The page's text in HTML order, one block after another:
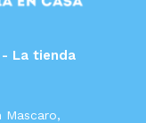
La tienda
Mascaro,